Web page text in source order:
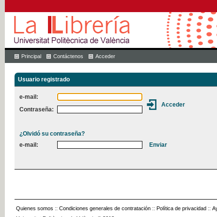
Principal Contáctenos Acceder
Usuario registrado
e-mail:
Contraseña:
¿Olvidó su contraseña?
e-mail:
Quienes somos :: Condiciones generales de contratación :: Política de privacidad ::